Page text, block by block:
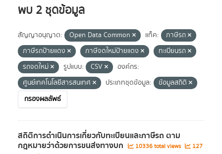
พบ 2 ชุดข้อมูล
สัญญาอนุญาต: Open Data Common แท็ค:
ภาษีรถ
ภาษีรถป้ายแดง
ภาษีจดใหม่ป้ายแดง
ทะเบียนรถ
รถจดใหม่
รูปแบบ: CSV
องค์กร:
ศูนย์เทคโนโลยีสารสนเทศ
ประเภทชุดข้อมูล:
ข้อมูลสถิติ
กรองผลลัพธ์
สถิติการดำเนินการเกี่ยวกับทะเบียนและภาษีรถ ตาม
กฎหมายว่าด้วยการขนส่งทางบก 10336 total views
127